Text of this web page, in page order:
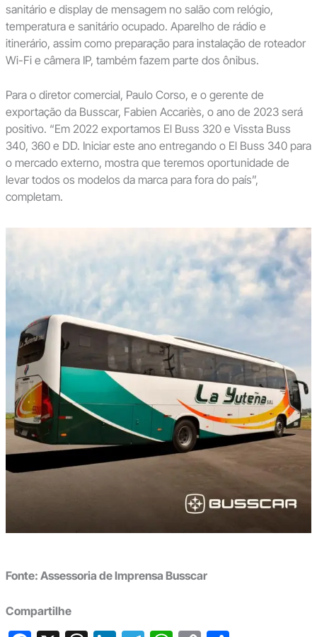
sanitário e display de mensagem no salão com relógio,
temperatura e sanitário ocupado. Aparelho de rádio e
itinerário, assim como preparação para instalação de roteador
Wi-Fi e câmera IP, também fazem parte dos ônibus.
Para o diretor comercial, Paulo Corso, e o gerente de
exportação da Busscar, Fabien Accariès, o ano de 2023 será
positivo. “Em 2022 exportamos El Buss 320 e Vissta Buss
340, 360 e DD. Iniciar este ano entregando o El Buss 340 para
o mercado externo, mostra que teremos oportunidade de
levar todos os modelos da marca para fora do país”,
completam.
Fonte: Assessoria de Imprensa Busscar
Compartilhe